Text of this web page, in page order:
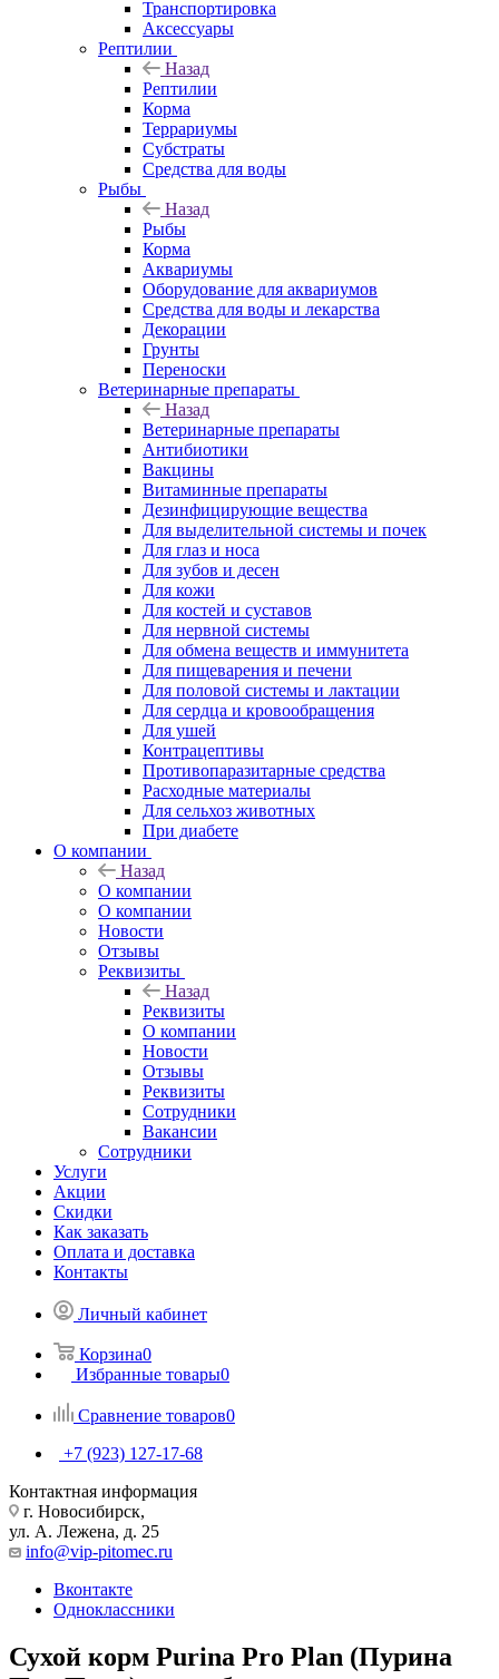
Транспортировка
Аксессуары
Рептилии
Назад
Рептилии
Корма
Террариумы
Субстраты
Средства для воды
Рыбы
Назад
Рыбы
Корма
Аквариумы
Оборудование для аквариумов
Средства для воды и лекарства
Декорации
Грунты
Переноски
Ветеринарные препараты
Назад
Ветеринарные препараты
Антибиотики
Вакцины
Витаминные препараты
Дезинфицирующие вещества
Для выделительной системы и почек
Для глаз и носа
Для зубов и десен
Для кожи
Для костей и суставов
Для нервной системы
Для обмена веществ и иммунитета
Для пищеварения и печени
Для половой системы и лактации
Для сердца и кровообращения
Для ушей
Контрацептивы
Противопаразитарные средства
Расходные материалы
Для сельхоз животных
При диабете
О компании
Назад
О компании
О компании
Новости
Отзывы
Реквизиты
Назад
Реквизиты
О компании
Новости
Отзывы
Реквизиты
Сотрудники
Вакансии
Сотрудники
Услуги
Акции
Скидки
Как заказать
Оплата и доставка
Контакты
Личный кабинет
Корзина0
Избранные товары0
Сравнение товаров0
+7 (923) 127-17-68
Контактная информация
г. Новосибирск,
ул. А. Лежена, д. 25
info@vip-pitomec.ru
Вконтакте
Одноклассники
Сухой корм Purina Pro Plan (Пурина